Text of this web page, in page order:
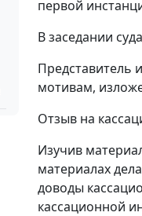
первой
В заседании
Представитель
мотивам,
Отзыв на
Изучив
материалах
доводы
кассационной